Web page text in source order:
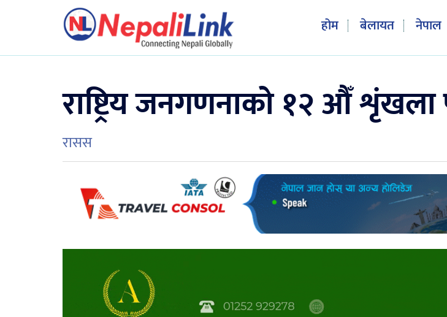
होम बेलायत नेपाल
राष्ट्रिय जनगणनाको १२ औँ
रासस